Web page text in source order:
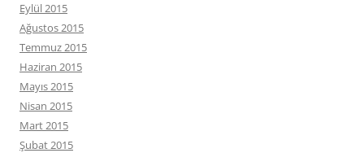
Eylül 2015
Ağustos 2015
Temmuz 2015
Haziran 2015
Mayıs 2015
Nisan 2015
Mart 2015
Şubat 2015